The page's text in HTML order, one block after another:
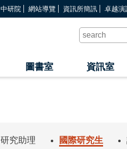
中研院 網站導覽 資訊所簡訊 卓越演
圖書室 資訊室
研究助理 國際研究生